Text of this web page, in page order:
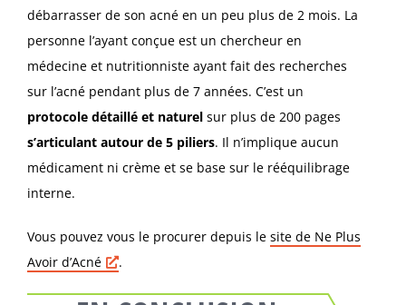
débarrasser de son acné en un peu plus de 2 mois. La
personne l’ayant conçue est un chercheur en
médecine et nutritionniste ayant fait des recherches
sur l’acné pendant plus de 7 années. C’est un
protocole détaillé et naturel sur plus de 200 pages
s’articulant autour de 5 piliers. Il n’implique aucun
médicament ni crème et se base sur le rééquilibrage
interne.
Vous pouvez vous le procurer depuis le site de Ne Plus
Avoir d’Acné .